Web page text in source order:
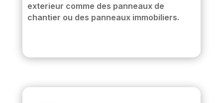
exterieur comme des panneaux de
chantier ou des panneaux immobiliers.